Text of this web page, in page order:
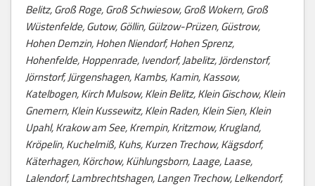
Belitz, Groß Roge, Groß Schwiesow, Groß Wokern, Groß
Wüstenfelde, Gutow, Göllin, Gülzow-Prüzen, Güstrow,
Hohen Demzin, Hohen Niendorf, Hohen Sprenz,
Hohenfelde, Hoppenrade, Ivendorf, Jabelitz, Jördenstorf,
Jörnstorf, Jürgenshagen, Kambs, Kamin, Kassow,
Katelbogen, Kirch Mulsow, Klein Belitz, Klein Gischow, Klein
Gnemern, Klein Kussewitz, Klein Raden, Klein Sien, Klein
Upahl, Krakow am See, Krempin, Kritzmow, Krugland,
Kröpelin, Kuchelmiß, Kuhs, Kurzen Trechow, Kägsdorf,
Käterhagen, Körchow, Kühlungsborn, Laage, Laase,
Lalendorf, Lambrechtshagen, Langen Trechow, Lelkendorf,